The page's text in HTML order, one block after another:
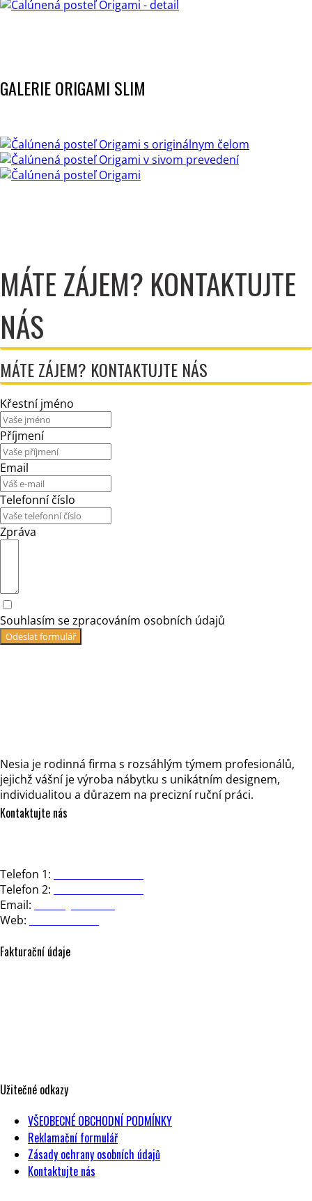
GALERIE ORIGAMI SLIM
MÁTE ZÁJEM? KONTAKTUJTE
NÁS
MÁTE ZÁJEM? KONTAKTUJTE NÁS
Křestní jméno
Příjmení
Email
Telefonní číslo
Zpráva
Souhlasím se zpracováním osobních údajů
Odeslat formulář
Nesia je rodinná firma s rozsáhlým týmem profesionálů,
jejichž vášní je výroba nábytku s unikátním designem,
individualitou a důrazem na precizní ruční práci.
Kontaktujte nás
Telefon 1:
Telefon 2:
Email:
Web:
Fakturační údaje
Užitečné odkazy
VŠEOBECNÉ OBCHODNÍ PODMÍNKY
Reklamační formulář
Zásady ochrany osobních údajů
Kontaktujte nás